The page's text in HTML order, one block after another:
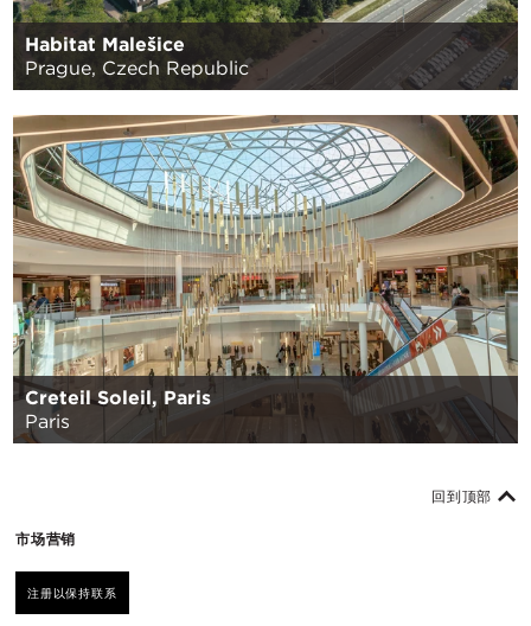
Habitat Malešice
Prague, Czech Republic
Creteil Soleil, Paris
Paris
市场营销
注册以保持联系
回到顶部